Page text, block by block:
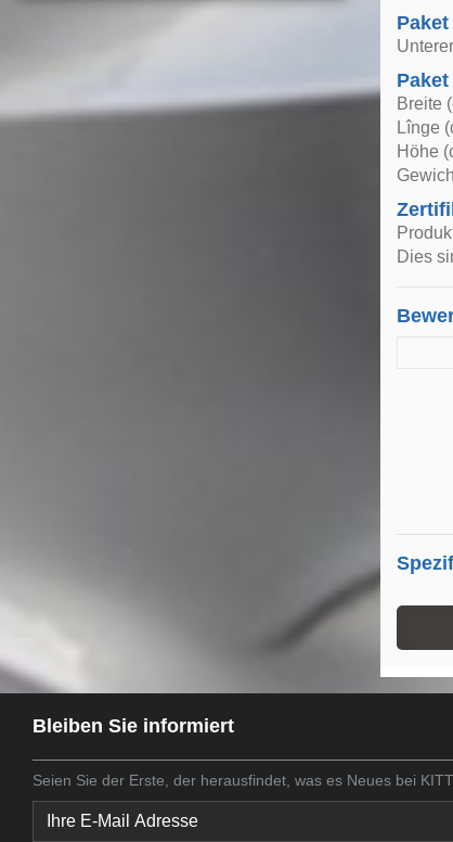
Breite
Lînge
Höhe
Dies
Bleiben Sie informiert
Seien Sie der Erste, der herausfindet, was es Neues bei